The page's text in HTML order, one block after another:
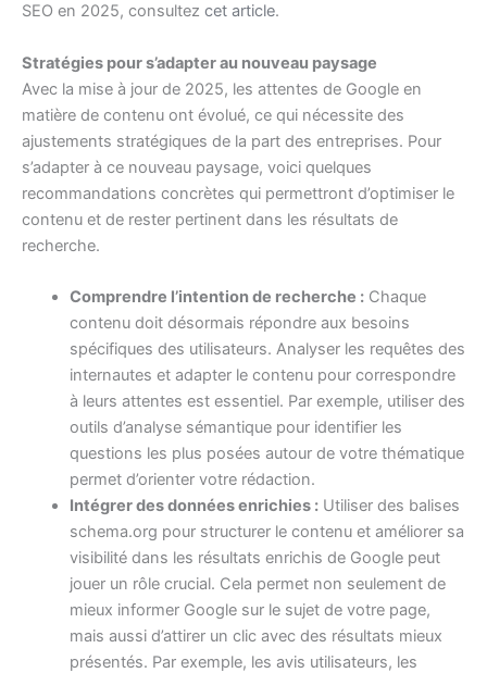
SEO en 2025, consultez cet article.
Stratégies pour s’adapter au nouveau paysage
Avec la mise à jour de 2025, les attentes de Google en
matière de contenu ont évolué, ce qui nécessite des
ajustements stratégiques de la part des entreprises. Pour
s’adapter à ce nouveau paysage, voici quelques
recommandations concrètes qui permettront d’optimiser le
contenu et de rester pertinent dans les résultats de
recherche.
Comprendre l’intention de recherche :Chaque
contenu doit désormais répondre aux besoins
spécifiques des utilisateurs. Analyser les requêtes des
internautes et adapter le contenu pour correspondre
à leurs attentes est essentiel. Par exemple, utiliser des
outils d’analyse sémantique pour identifier les
questions les plus posées autour de votre thématique
permet d’orienter votre rédaction.
Intégrer des données enrichies :Utiliser des balises
schema.org pour structurer le contenu et améliorer sa
visibilité dans les résultats enrichis de Google peut
jouer un rôle crucial. Cela permet non seulement de
mieux informer Google sur le sujet de votre page,
mais aussi d’attirer un clic avec des résultats mieux
présentés. Par exemple, les avis utilisateurs, les